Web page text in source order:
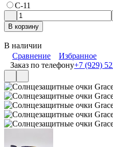
С-11
В корзину
В наличии
Сравнение
Избранное
Заказ по телефону+7 (929)